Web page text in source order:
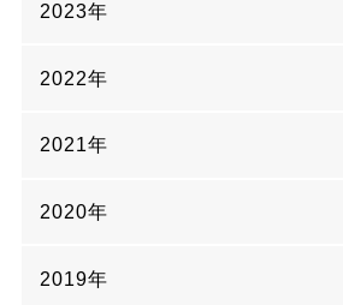
2023年
2022年
2021年
2020年
2019年